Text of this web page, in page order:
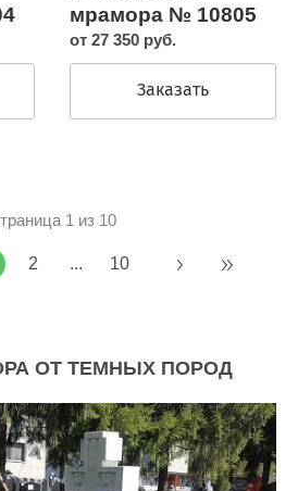
мрамора № 10805
от 27 350 руб.
Заказать
1 из 10
2 ... 10
ОТ ТЕМНЫХ ПОРОД